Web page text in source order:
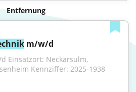
Entfernung
m/w/d
Einsatzort: Neckarsulm,
Kennziffer: 2025-1938